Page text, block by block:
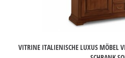
VITRINE ITALIENISCHE LUXUS MÖBEL